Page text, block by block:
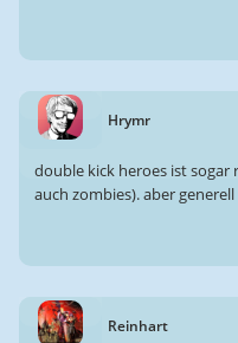
Hrymr
double kick heroes ist sogar
auch zombies). aber
Reinhart